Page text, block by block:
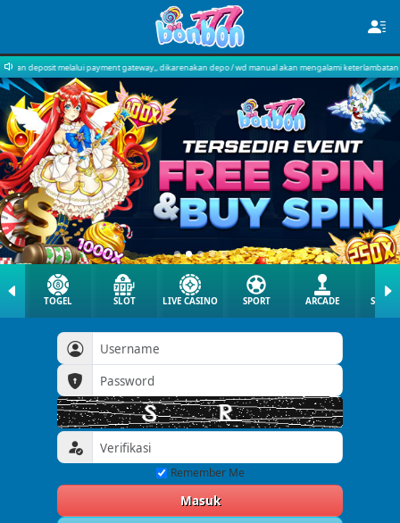
gateway,, dikarenakan depo / wd manual akan mengalami keterlambatan approve..
Remember Me
Masuk
TOGEL SLOT LIVE CASINO SPORT ARCADE